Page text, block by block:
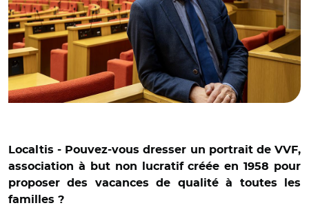
Localtis - Pouvez-vous dresser un portrait de VVF,
association à but non lucratif créée en 1958 pour
proposer des vacances de qualité à toutes les
familles ?